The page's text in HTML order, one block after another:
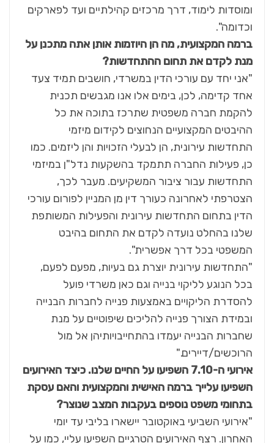
ומוסדות לימוד, דרך מרכזים קהילתיים ועד לפארקים
וכדומה".
ברמה המקצועית, מה הן היוזמות אותן אתה מתכנן על
מנת לקדם את תחום ההתחדשות?
"אני יחד עם עורכי הדין במשרדי, חושבים תמיד צעד
אחד קדימה, לכן, בימים אלו אנו מגבשים תכנית
להקמת חברה משפטית שתרכז בתוכה את כל
ההיבטים המקצועיים הנחוצים לקידום מיזמי
התחדשות עירונית, הן לבעלי הזכויות והן ליזמים. כמו
כן, פעילות החברה תתמקד בהשקעות נדל"ן במיזמי
התחדשות עבור ציבור המשקיעים. מעבר לכך,
הצטרפתי לאחרונה כעורך דין מן המניין לפורום עורכי
הדין בתחום התחדשות עירונית והפעילות המשותפת
שלנו בהחלט נועדה לקדם את התחום בהיבט
המשפטי בכל דרך אפשרית".
"התחדשות עירונית יוצרת גם בעיות, מפעם לפעם,
בכל הנוגע לליקוי בנייה וגם כאן משרדי פועל
להסדרת הליקויים באמצעות פנייה לחברות הבנייה
ובמידת הצורך פנייה להליכים שיפוטיים על מנת
שחברות הבנייה יעמדו בהתחייבויותיהן אל מול
הרוכשים/דיירים."
אירועי ה-7.10 השפיעו על החיים שלנו. כיצד האירועים
השפיעו עלייך ברמה האישית והמקצועית והאם עסקת
בתחומי משפט נוספים בעקבות המצב שנוצר?
"אירועי השביעי באוקטובר יישארו בליבי עד יומי
האחרון. רצף האירועים הטרגיים השפיעו עליי, כמו על